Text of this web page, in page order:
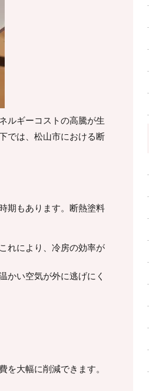
ルギーコストの高騰が生
では、松山市における断
期もあります。断熱塗料
れにより、冷房の効率が
かい空気が外に逃げにく
大幅に削減できます。